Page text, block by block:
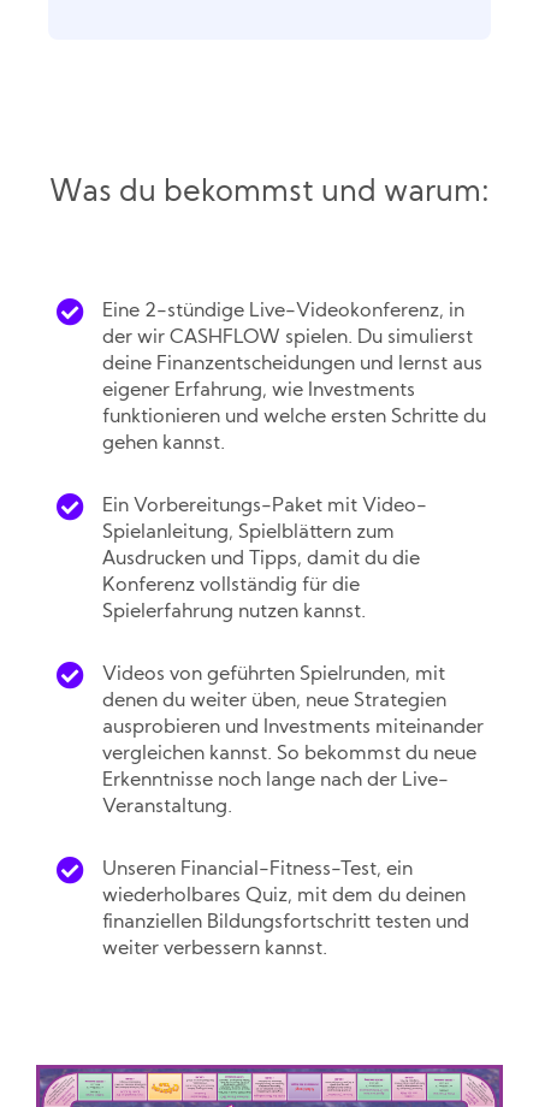
Was du bekommst und warum:
Eine 2-stündige Live-Videokonferenz, in
der wir CASHFLOW spielen. Du simulierst
deine Finanzentscheidungen und lernst aus
eigener Erfahrung, wie Investments
funktionieren und welche ersten Schritte du
gehen kannst.
Ein Vorbereitungs-Paket mit Video-
Spielanleitung, Spielblättern zum
Ausdrucken und Tipps, damit du die
Konferenz vollständig für die
Spielerfahrung nutzen kannst.
Videos von geführten Spielrunden, mit
denen du weiter üben, neue Strategien
ausprobieren und Investments miteinander
vergleichen kannst. So bekommst du neue
Erkenntnisse noch lange nach der Live-
Veranstaltung.
Unseren Financial-Fitness-Test, ein
wiederholbares Quiz, mit dem du deinen
finanziellen Bildungsfortschritt testen und
weiter verbessern kannst.